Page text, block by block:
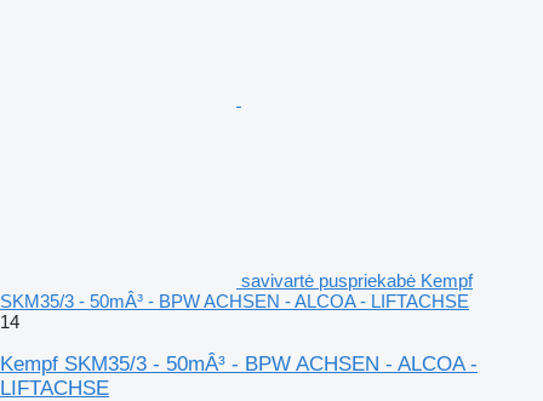
savivartė puspriekabė Kempf
SKM35/3 - 50mÂ³ - BPW ACHSEN - ALCOA - LIFTACHSE
14
Kempf SKM35/3 - 50mÂ³ - BPW ACHSEN - ALCOA -
LIFTACHSE